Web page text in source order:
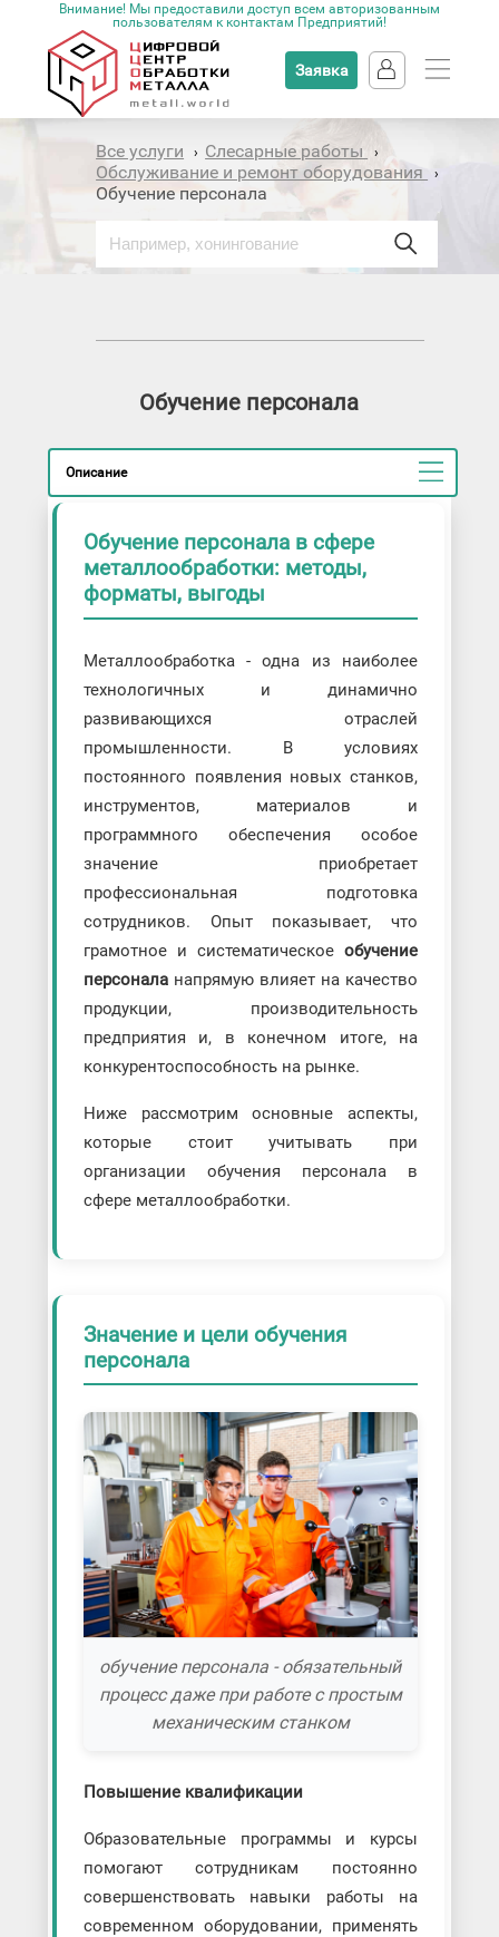
Внимание! Мы предоставили доступ всем авторизованным
пользователям к контактам Предприятий!
Заявка
Все услуги › Слесарные работы ›
Обслуживание и ремонт оборудования ›
Обучение персонала
Обучение персонала
Описание
Обучение персонала в сфере
металлообработки: методы,
форматы, выгоды
Металлообработка - одна из наиболее
технологичных и динамично
развивающихся отраслей
промышленности. В условиях
постоянного появления новых станков,
инструментов, материалов и
программного обеспечения особое
значение приобретает
профессиональная подготовка
сотрудников. Опыт показывает, что
грамотное и систематическоеобучение
персоналанапрямую влияет на качество
продукции, производительность
предприятия и, в конечном итоге, на
конкурентоспособность на рынке.
Ниже рассмотрим основные аспекты,
которые стоит учитывать при
организации обучения персонала в
сфере металлообработки.
Значение и цели обучения
персонала
обучение персонала - обязательный
процесс даже при работе с простым
механическим станком
Повышение квалификации
Образовательные программы и курсы
помогают сотрудникам постоянно
совершенствовать навыки работы на
современном оборудовании, применять